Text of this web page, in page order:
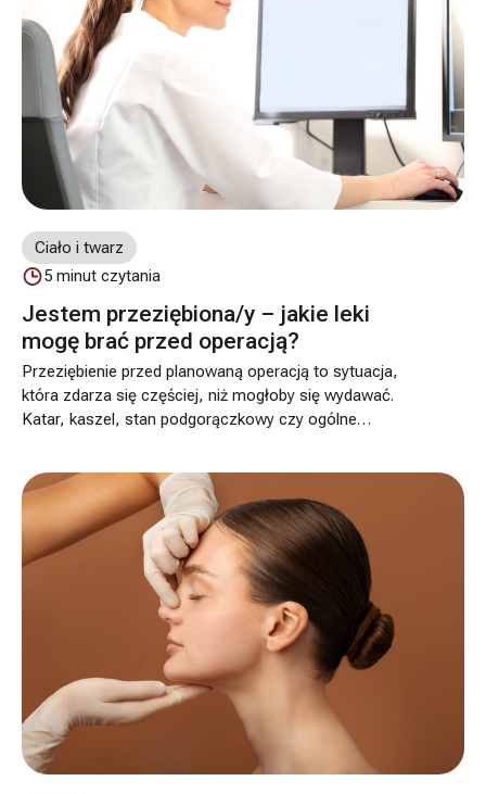
Ciało i twarz
5 minut czytania
Jestem przeziębiona/y – jakie leki
mogę brać przed operacją?
Przeziębienie przed planowaną operacją to sytuacja,
która zdarza się częściej, niż mogłoby się wydawać.
Katar, kaszel, stan podgorączkowy czy ogólne
bezpieczne w tym okresie?